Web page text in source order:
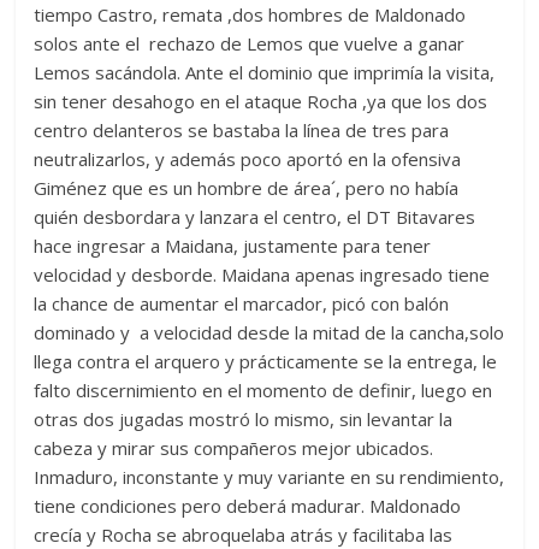
tiempo Castro, remata ,dos hombres de Maldonado
solos ante el rechazo de Lemos que vuelve a ganar
Lemos sacándola. Ante el dominio que imprimía la visita,
sin tener desahogo en el ataque Rocha ,ya que los dos
centro delanteros se bastaba la línea de tres para
neutralizarlos, y además poco aportó en la ofensiva
Giménez que es un hombre de área´, pero no había
quién desbordara y lanzara el centro, el DT Bitavares
hace ingresar a Maidana, justamente para tener
velocidad y desborde. Maidana apenas ingresado tiene
la chance de aumentar el marcador, picó con balón
dominado y a velocidad desde la mitad de la cancha,solo
llega contra el arquero y prácticamente se la entrega, le
falto discernimiento en el momento de definir, luego en
otras dos jugadas mostró lo mismo, sin levantar la
cabeza y mirar sus compañeros mejor ubicados.
Inmaduro, inconstante y muy variante en su rendimiento,
tiene condiciones pero deberá madurar. Maldonado
crecía y Rocha se abroquelaba atrás y facilitaba las